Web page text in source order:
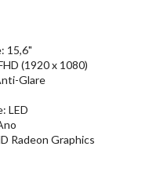
15,6"
(1920 x 1080)
Glare
LED
Radeon Graphics